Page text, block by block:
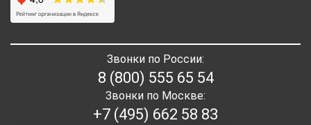
Звонки по России:
8 (800) 555 65 54
Звонки по Москве:
+7 (495) 662 58 83